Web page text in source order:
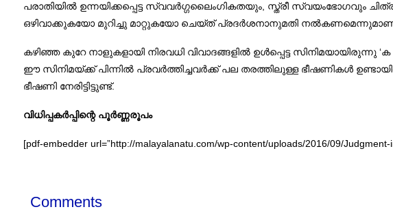
പരാതിയില്‍ ഉന്നയിക്കപ്പെട്ട സ്വവര്‍ഗ്ഗലൈംഗികതയും, സ്ത്രീ സ്വയംഭോഗവും
ഒഴിവാക്കുകയോ മുറിച്ചു മാറ്റുകയോ ചെയ്ത് പ്രദര്‍ശനാനുമതി നല്‍കണമെന്നുമാണ്
കഴിഞ്ഞ കുറേ നാളുകളായി നിരവധി വിവാദങ്ങളില്‍ ഉള്‍പ്പെട്ട സിനിമയായിരുന്നു
ഈ സിനിമയ്ക്ക് പിന്നില്‍ പ്രവര്‍ത്തിച്ചവര്‍ക്ക് പല തരത്തിലുള്ള ഭീഷണികള്‍
ഭീഷണി നേരിട്ടിട്ടുണ്ട്.
വിധിപ്പകര്‍പ്പിന്റെ പൂര്‍ണ്ണരൂപം
[pdf-embedder url=”http://malayalanatu.com/wp-content/uploads/2016/09/
Comments